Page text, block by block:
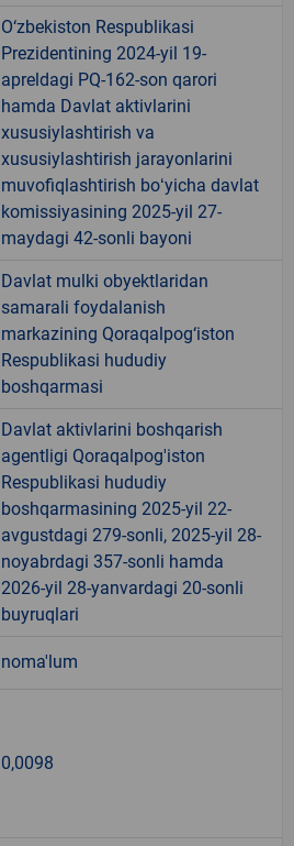
O‘zbekiston Respublikasi
Prezidentining 2024-yil 19-
apreldagi PQ-162-son qarori
hamda Davlat aktivlarini
xususiylashtirish va
xususiylashtirish jarayonlarini
muvofiqlashtirish boʻyicha davlat
komissiyasining 2025-yil 27-
maydagi 42-sonli bayoni
Davlat mulki obyektlaridan
samarali foydalanish
markazining Qoraqalpog‘iston
Respublikasi hududiy
boshqarmasi
Davlat aktivlarini boshqarish
agentligi Qoraqalpog'iston
Respublikasi hududiy
boshqarmasining 2025-yil 22-
avgustdagi 279-sonli, 2025-yil 28-
noyabrdagi 357-sonli hamda
2026-yil 28-yanvardagi 20-sonli
buyruqlari
noma'lum
0,0098